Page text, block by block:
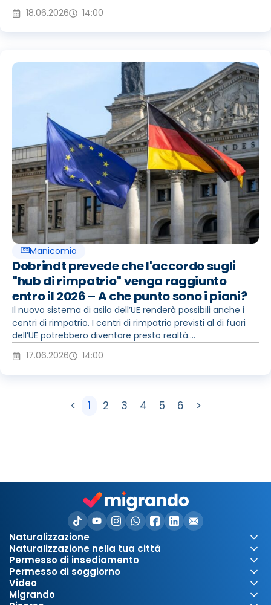
18.06.2026
14:00
Manicomio
Dobrindt prevede che l'accordo sugli
"hub di rimpatrio" venga raggiunto
entro il 2026 – A che punto sono i piani?
Il nuovo sistema di asilo dell’UE renderà possibili anche i
centri di rimpatrio. I centri di rimpatrio previsti al di fuori
dell’UE potrebbero diventare presto realtà....
17.06.2026
14:00
< 1 2 3 4 5 6 >
Naturalizzazione
Naturalizzazione nella tua città
Permesso di insediamento
Permesso di soggiorno
Video
Migrando